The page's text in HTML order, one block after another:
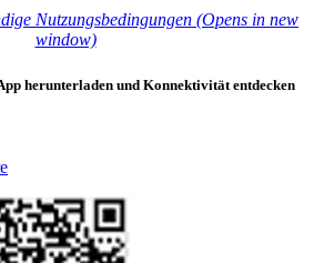
Nutzungsbedingungen (Opens in new
window)
herunterladen und Konnektivität entdecken